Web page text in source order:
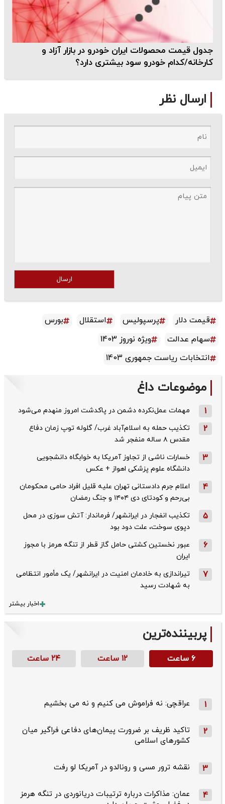
جدول قیمت محصولات ایران خودرو در بازار آزاد و
کارخانه/کدام خودرو سود بیشتری دارد؟
ارسال نظر
ارسال
قیمت دلار پرسپولیس استقلال
بورس
سهام عدالت
ویژه نوروز 1403
انتخابات ریاست جمهوری 1403
موضوعات داغ
1 مهمات عمل‌نکرده دشمن در پاکدشت امروز منهدم می‌شود
2
تکذیب حمله به اسلام‌آباد غرب/ گلوله توپ زمان دفاع
مقدس ۸ ساله منفجر شد
3
خسارات ناشی از تجاوز آمریکا به خوابگاه دانشجویی
دانشگاه علوم پزشکی اهواز + عکس
4
اعلام جرم دادستانی تهران علیه قلیل افراد حامی محکومان
بی‌رحم و کودتای دی‌ ۱۴۰۴ و جنگ رمضان
5
تکذیب ‌انفجار در ایرانشهر/ فرماندار: آتش سوزی در محل
دپوی سوخت، علت دود بود
6
عبور نخستین کشتی حامل گاز قطر از تنگه هرمز با مجوز
ایران
7
تیراندازی به خادمان امنیت در ایرانشهر/ یک مأمور انتظامی
به شهادت رسید
اخبار بیشتر
پربیننده‌ترین
۶ ساعت ۱۲ ساعت ۲۴ ساعت
1 عراقچی: نه فراموش می کنیم و نه می بخشیم
2
تاکید ظریف بر ضرورت پیمان‌های دفاعی فراگیر میان
کشورهای اسلامی
3 نقشه ترور مسی و رونالدو در آمریکا لو رفت
4
عمان: مذاکرات درباره ترتیبات دریانوردی در تنگه هرمز